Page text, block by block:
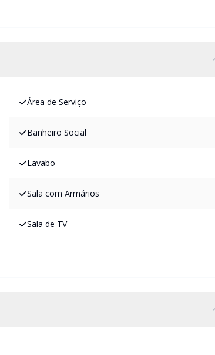
Área de Serviço
Banheiro Social
Lavabo
Sala com Armários
Sala de TV